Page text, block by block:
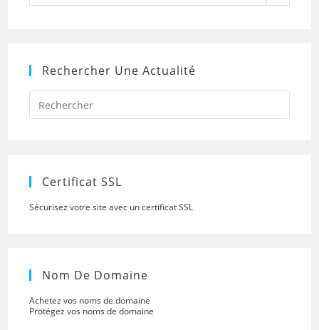
Rechercher Une Actualité
Press
to
Certificat SSL
Sécurisez votre site avec un certificat SSL
Nom De Domaine
Achetez vos noms de domaine
Protégez vos noms de domaine